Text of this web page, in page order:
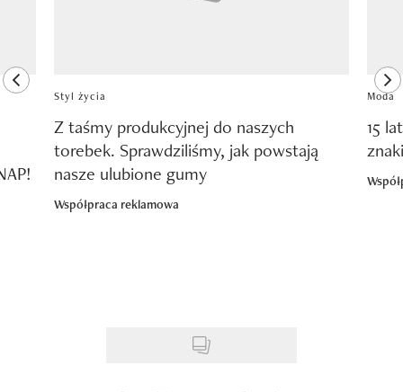
previous element
Styl życia
Z taśmy produkcyjnej do naszych
torebek. Sprawdziliśmy, jak powstają
nasze ulubione gumy
Współpraca reklamowa
Moda
15